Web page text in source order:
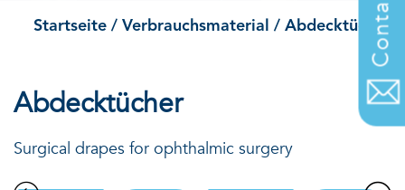
Startseite /Verbrauchsmaterial /Abdecktücher
Abdecktücher
Surgical drapes for ophthalmic surgery